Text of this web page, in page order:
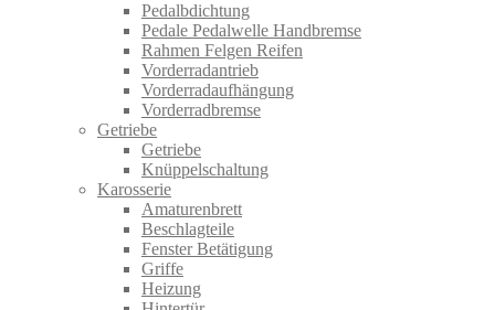
Pedalbdichtung
Pedale Pedalwelle Handbremse
Rahmen Felgen Reifen
Vorderradantrieb
Vorderradaufhängung
Vorderradbremse
Getriebe
Getriebe
Knüppelschaltung
Karosserie
Amaturenbrett
Beschlagteile
Fenster Betätigung
Griffe
Heizung